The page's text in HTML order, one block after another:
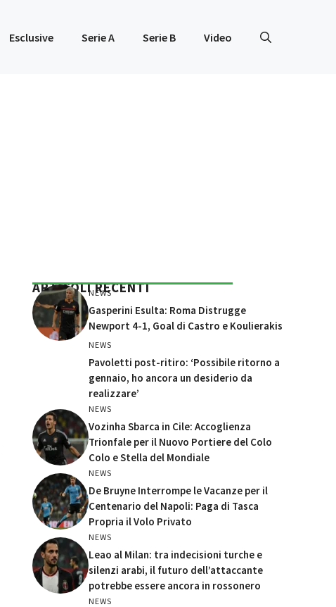
Esclusive Serie A Serie B Video
ARTICOLI RECENTI
NEWS
Gasperini Esulta: Roma Distrugge
Newport 4-1, Goal di Castro e Koulierakis
NEWS
Pavoletti post-ritiro: ‘Possibile ritorno a
gennaio, ho ancora un desiderio da
realizzare’
NEWS
Vozinha Sbarca in Cile: Accoglienza
Trionfale per il Nuovo Portiere del Colo
Colo e Stella del Mondiale
NEWS
De Bruyne Interrompe le Vacanze per il
Centenario del Napoli: Paga di Tasca
Propria il Volo Privato
NEWS
Leao al Milan: tra indecisioni turche e
silenzi arabi, il futuro dell’attaccante
potrebbe essere ancora in rossonero
NEWS